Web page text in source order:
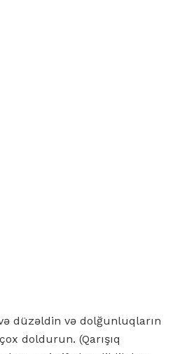
düzəldin və dolğunluqların
doldurun. (Qarışıq